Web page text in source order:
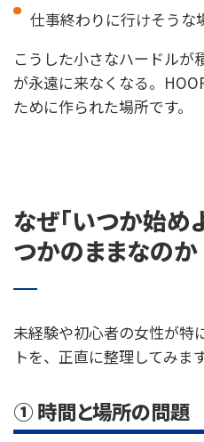
仕事終わりに行けそうな
こうした小さなハードルが
が永遠に来なくなる。
ために作られた場所です。
なぜ「いつか始め
つかのままなのか
未経験や初心者の女性が特
トを、正直に整理してみます
① 時間と場所の問題